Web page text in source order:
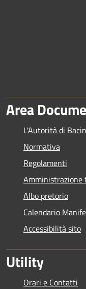
Area
L'Autorità di
Normativa
Regolamenti
Amministrazione
Albo pretorio
Calendario
Accessibilità sito
Utility
Orari e Contatti